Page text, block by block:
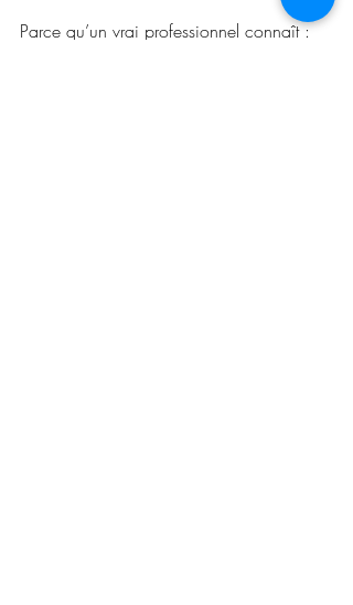
Parce qu’un vrai professionnel connaît :